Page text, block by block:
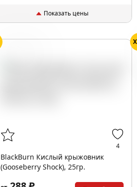
Показать цены
4
BlackBurn Кислый крыжовник
(Gooseberry Shock), 25гр.